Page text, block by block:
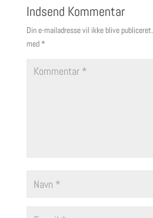
Indsend Kommentar
Din e-mailadresse vil ikke blive publiceret.
med *